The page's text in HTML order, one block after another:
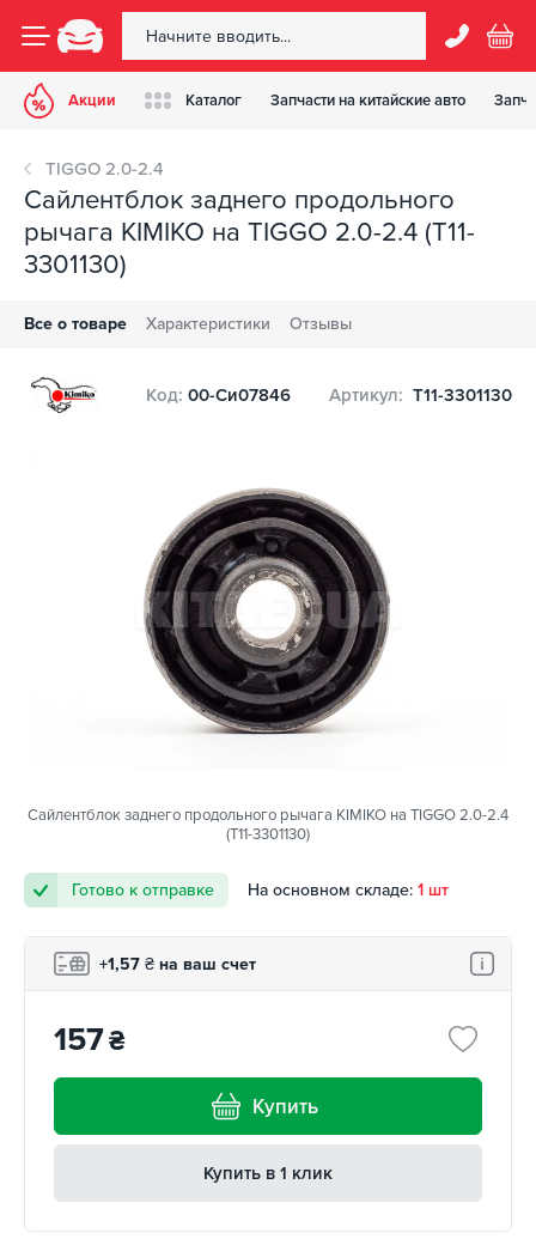
Акции Каталог Запчасти на китайские авто
TIGGO 2.0-2.4
Сайлентблок заднего продольного
рычага KIMIKO на TIGGO 2.0-2.4 (T11-
3301130)
Все о товаре Характеристики Отзывы
Код: 00-Си07846 Артикул: T11-3301130
Сайлентблок заднего продольного рычага KIMIKO на TIGGO 2.0-2.4
(T11-3301130)
Готово к отправке На основном складе: 1 шт
+1,57 ₴ на ваш счет
157₴
Купить
Купить в 1 клик